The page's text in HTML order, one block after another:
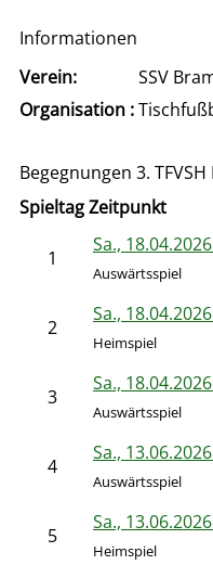
Informationen
Verein:
SSV
Organisation :
Begegnungen 3.
SpieltagZeitpunkt
1
Sa.,
Auswärtsspiel
2
Sa.,
Heimspiel
3
Sa.,
Auswärtsspiel
4
Sa.,
Auswärtsspiel
5
Sa.,
Heimspiel